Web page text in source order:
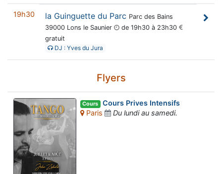
19h30 la Guinguette du Parc Parc des Bains
39000 Lons le Saunier
de 19h30 à 23h30
gratuit
DJ : Yves du Jura
Flyers
Cours Cours Prives Intensifs
Paris
Du lundi au samedi.